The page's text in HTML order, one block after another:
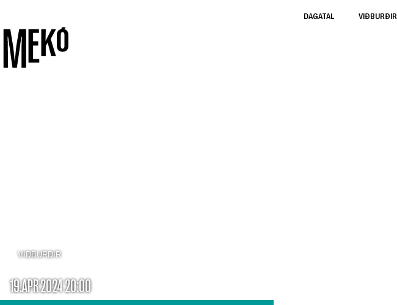
DAGATAL VIÐBURÐIR
VIÐBURÐIR
19.APR 2024 20:00